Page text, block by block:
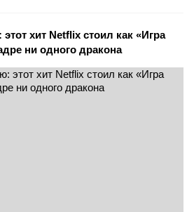
этот хит Netflix стоил как «Игра
ни одного дракона